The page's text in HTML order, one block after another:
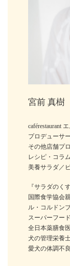
宮前 真樹
caférestaurant
プロデューサー
その他店舗プ
レシピ・コラ
美養サラダ／
『サラダのく
国際食学協会
ル・コルドン
スーパーフー
全日本薬膳食
犬の管理栄養
愛犬の体調不